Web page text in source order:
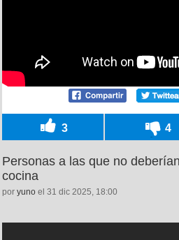
3 4
Personas a las que no
cocina
por yuno el 31 dic 2025, 18:00